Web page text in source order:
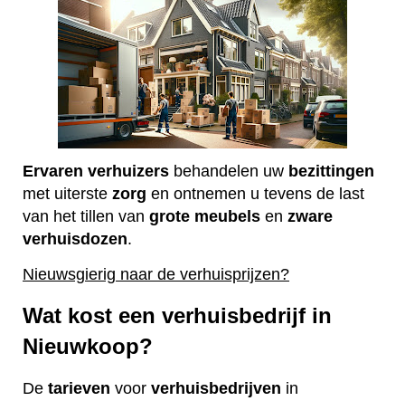
Ervaren verhuizers behandelen uw bezittingen
met uiterste zorg en ontnemen u tevens de last
van het tillen van grote meubels en zware
verhuisdozen.
Nieuwsgierig naar de verhuisprijzen?
Wat kost een verhuisbedrijf in
Nieuwkoop?
De tarieven voor verhuisbedrijven in